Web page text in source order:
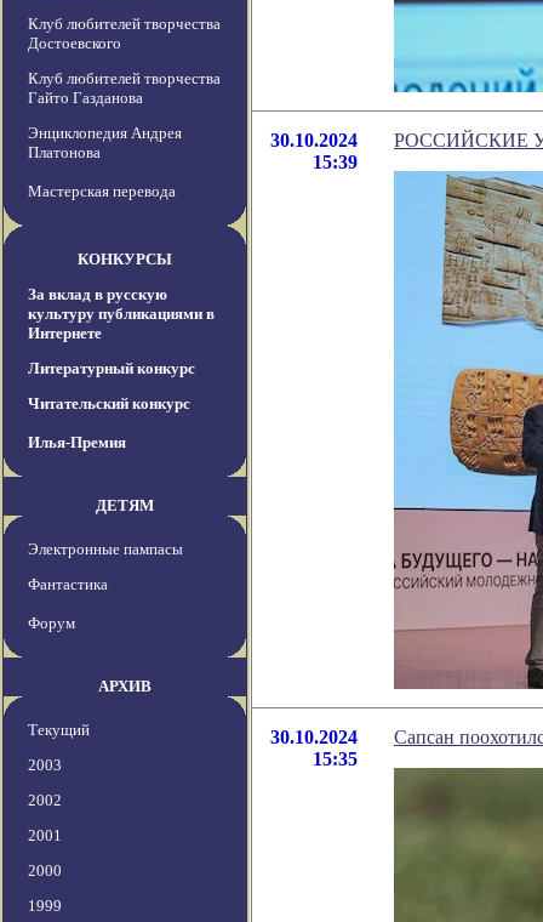
Клуб любителей творчества
Достоевского
Клуб любителей творчества
Гайто Газданова
Энциклопедия Андрея
Платонова
Мастерская перевода
КОНКУРСЫ
За вклад в русскую
культуру публикациями в
Интернете
Литературный конкурс
Читательский конкурс
Илья-Премия
ДЕТЯМ
Электронные пампасы
Фантастика
Форум
АРХИВ
Текущий
2003
2002
2001
2000
1999
30.10.2024
15:39
РОССИЙСКИЕ
30.10.2024
15:35
Сапсан